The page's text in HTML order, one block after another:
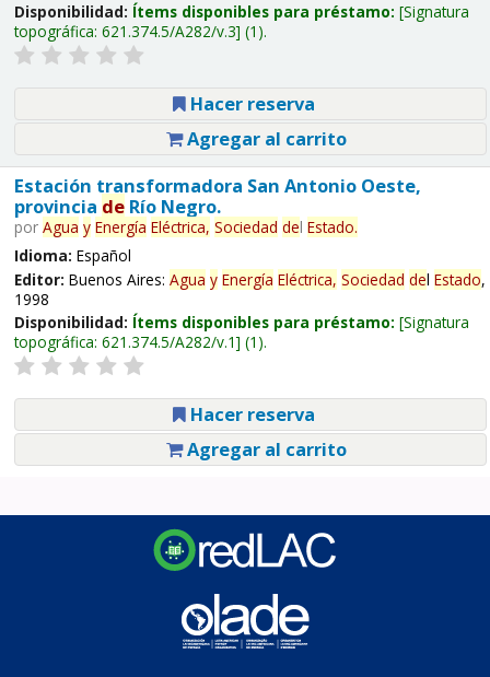
Disponibilidad: Ítems disponibles para préstamo: Signatura
topográfica: 621.374.5/A282/v.3 (1).
Hacer reserva
Agregar al carrito
Estación transformadora San Antonio Oeste,
provincia deRío Negro.
por Agua y Energía Eléctrica, Sociedad del Estado.
Idioma: Español
Editor: Buenos Aires: Agua y Energía Eléctrica, Sociedad del Estado,
1998
Disponibilidad: Ítems disponibles para préstamo: Signatura
topográfica: 621.374.5/A282/v.1 (1).
Hacer reserva
Agregar al carrito